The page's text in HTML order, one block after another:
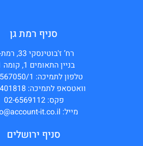
סניף רמת גן
רח’ ז'בוטינסקי 33, רמת-גן
בניין התאומים 1, קומה 11
טלפון לתמיכה: 02-6567050/1
וואטסאפ לתמיכה: 0528401818
פקס: 02-6569112
מייל: info@account-it.co.il
סניף ירושלים